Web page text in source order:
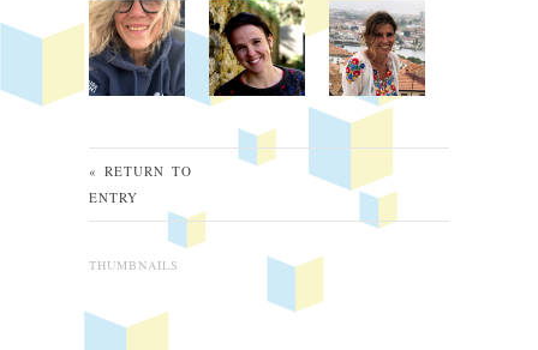
« RETURN TO
ENTRY
THUMBNAILS